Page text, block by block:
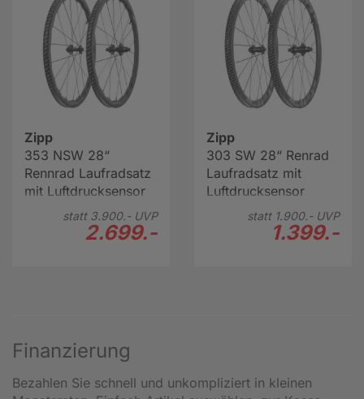
Zipp
353 NSW 28“
Rennrad Laufradsatz
mit Luftdrucksensor
statt 3.900.-UVP
2.699.-
Zipp
303 SW 28“ Renrad
Laufradsatz mit
Luftdrucksensor
statt 1.900.-UVP
1.399.-
Finanzierung
Bezahlen Sie schnell und unkompliziert in kleinen